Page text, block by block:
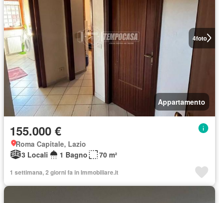
4foto
Appartamento
155.000 €
Roma Capitale, Lazio
3 Locali
1 Bagno 70 m²
1 settimana, 2 giorni fa in Immobiliare.it